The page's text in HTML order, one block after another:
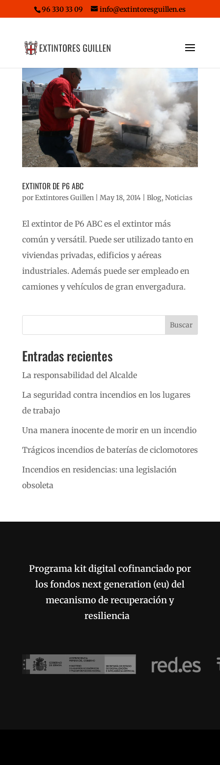
96 330 33 09 info@extintoresguillen.es
EXTINTOR DE P6 ABC
porExtintores Guillen May 18, 2014| Blog, Noticias
El extintor de P6 ABC es el extintor más
común y versátil. Puede ser utilizado tanto en
viviendas privadas, edificios y aéreas
industriales. Además puede ser empleado en
camiones y vehículos de gran envergadura.
Buscar
Entradas recientes
La responsabilidad del Alcalde
La seguridad contra incendios en los lugares
de trabajo
Una manera inocente de morir en un incendio
Trágicos incendios de baterías de ciclomotores
Incendios en residencias: una legislación
obsoleta
Programa kit digital cofinanciado por
los fondos next generation (eu) del
mecanismo de recuperación y
resiliencia